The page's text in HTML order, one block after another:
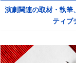
演劇関連の取材・執筆
ティブ